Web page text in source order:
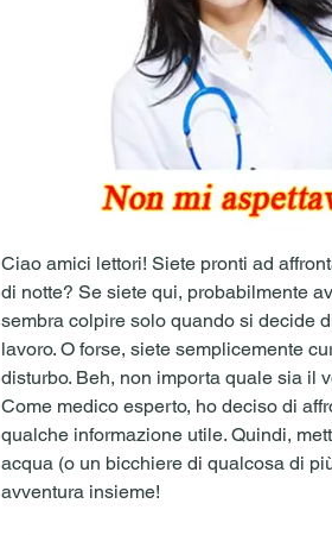
Ciao amici lettori! Siete pronti ad
di notte? Se siete qui, probabilmente
sembra colpire solo quando si decide
lavoro. O forse, siete semplicemente
disturbo. Beh, non importa quale sia il
Come medico esperto, ho deciso di
qualche informazione utile. Quindi,
acqua (o un bicchiere di qualcosa di
avventura insieme!